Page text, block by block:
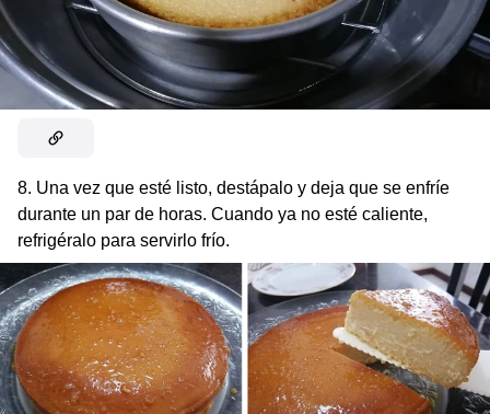
8. Una vez que esté listo, destápalo y deja que se enfríe
durante un par de horas. Cuando ya no esté caliente,
refrigéralo para servirlo frío.